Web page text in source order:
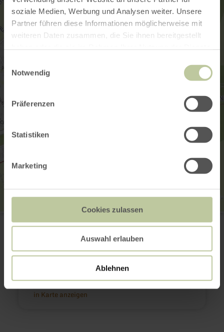
soziale Medien, Werbung und Analysen weiter. Unsere
Partner führen diese Informationen möglicherweise mit
weiteren Daten zusammen, die Sie ihnen bereitgestellt
Notwendig
Präferenzen
Statistiken
Marketing
Cookies zulassen
Auswahl erlauben
Ablehnen
Niedermanderscheider Straße
54531 Manderscheid
(0049) 06572 4408
E-Mail
Anreise planen
in Karte anzeigen